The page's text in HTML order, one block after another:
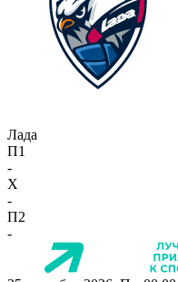
Лада
П1
-
X
-
П2
-